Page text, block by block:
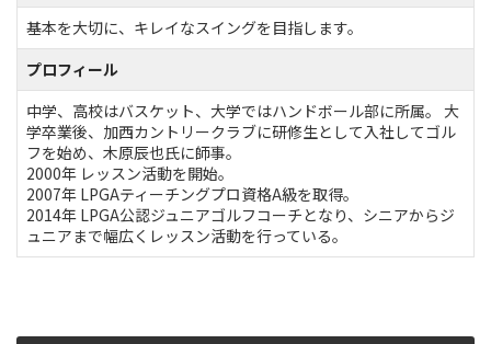
基本を大切に、キレイなスイングを目指します。
プロフィール
中学、高校はバスケット、大学ではハンドボール部に所属。 大
学卒業後、加西カントリークラブに研修生として入社してゴル
フを始め、木原辰也氏に師事。
2000年 レッスン活動を開始。
2007年 LPGAティーチングプロ資格A級を取得。
2014年 LPGA公認ジュニアゴルフコーチとなり、シニアからジ
ュニアまで幅広くレッスン活動を行っている。